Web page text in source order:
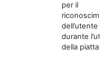
per il
dell’utente
durante
della